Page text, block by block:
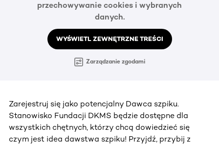
przechowywanie cookies i wybranych
danych.
WYŚWIETL ZEWNĘTRZNE TREŚCI
Zarządzanie zgodami
Zarejestruj się jako potencjalny Dawca szpiku.
Stanowisko Fundacji DKMS będzie dostępne dla
wszystkich chętnych, którzy chcą dowiedzieć się
czym jest idea dawstwa szpiku! Przyjdź, przybij z